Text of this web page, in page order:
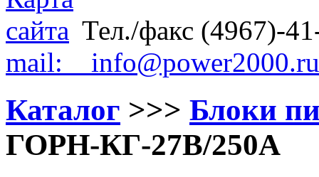
Тел./факс (4967)-
mail: info@power2000.ru
Каталог >>> Блоки
ГОРН-КГ-27В/250А